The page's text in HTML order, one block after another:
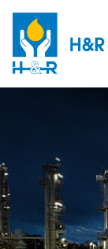
Skip to main